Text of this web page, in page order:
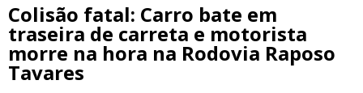
Colisão fatal: Carro bate em
traseira de carreta e motorista
morre na hora na Rodovia Raposo
Tavares